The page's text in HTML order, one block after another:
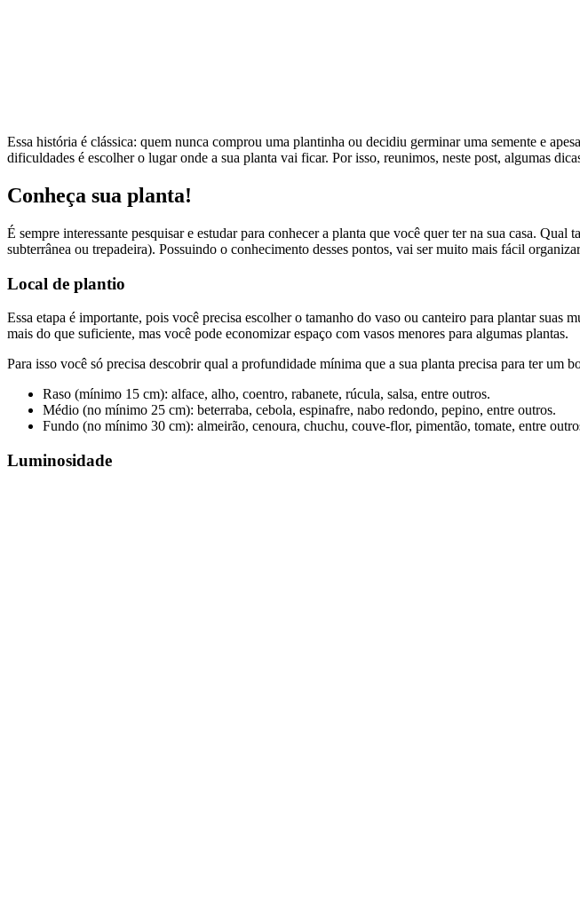
Essa história é clássica: quem nunca comprou uma plantinha ou decidiu germinar uma semente e
dificuldades é escolher o lugar onde a sua planta vai ficar. Por isso, reunimos, neste post, algumas
Conheça sua planta!
É sempre interessante pesquisar e estudar para conhecer a planta que você quer ter na sua casa.
subterrânea ou trepadeira). Possuindo o conhecimento desses pontos, vai ser muito mais fácil
Local de plantio
Essa etapa é importante, pois você precisa escolher o tamanho do vaso ou canteiro para plantar suas
mais do que suficiente, mas você pode economizar espaço com vasos menores para algumas plantas.
Para isso você só precisa descobrir qual a profundidade mínima que a sua planta precisa para ter
Raso (mínimo 15 cm): alface, alho, coentro, rabanete, rúcula, salsa, entre outros.
Médio (no mínimo 25 cm): beterraba, cebola, espinafre, nabo redondo, pepino, entre outros.
Fundo (no mínimo 30 cm): almeirão, cenoura, chuchu, couve-flor, pimentão, tomate, entre
Luminosidade